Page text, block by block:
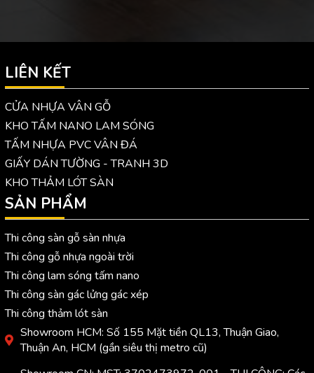
LIÊN KẾT
CỬA NHỰA VÂN GỖ
KHO TẤM NANO LAM SÓNG
TẤM NHỰA PVC VÂN ĐÁ
GIẤY DÁN TƯỜNG - TRANH 3D
KHO THẢM LÓT SÀN
SẢN PHẨM
Thi công sàn gỗ sàn nhựa
Thi công gỗ nhựa ngoài trời
Thi công lam sóng tấm nano
Thi công sàn gác lửng gác xép
Thi công thảm lót sàn
Showroom HCM: Số 155 Mặt tiền QL13, Thuận Giao,
Thuận An, HCM (gần siêu thị metro cũ)